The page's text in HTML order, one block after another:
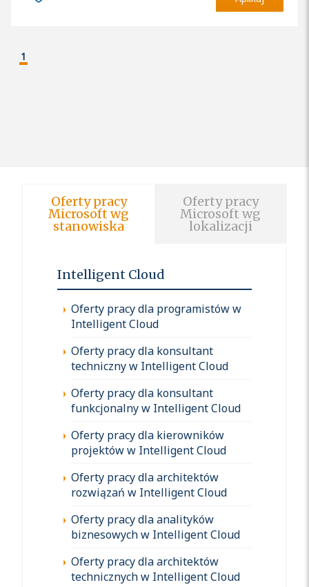
1
Oferty pracy
Microsoft wg
stanowiska
Oferty pracy
Microsoft wg
lokalizacji
Intelligent Cloud
Oferty pracy dla programistów w
Intelligent Cloud
Oferty pracy dla konsultant
techniczny w Intelligent Cloud
Oferty pracy dla konsultant
funkcjonalny w Intelligent Cloud
Oferty pracy dla kierowników
projektów w Intelligent Cloud
Oferty pracy dla architektów
rozwiązań w Intelligent Cloud
Oferty pracy dla analityków
biznesowych w Intelligent Cloud
Oferty pracy dla architektów
technicznych w Intelligent Cloud